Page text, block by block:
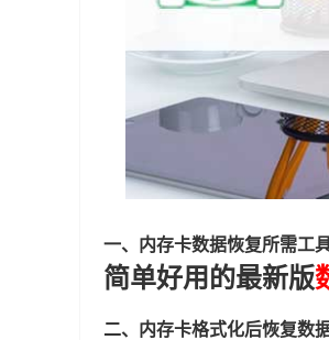
一、内存卡数据恢复所需工具
简单好用的最新版
二、内存卡格式化后恢复数